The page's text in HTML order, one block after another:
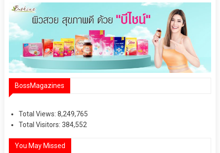
BossMagazines
Total Views: 8,249,765
Total Visitors: 384,552
You May Missed